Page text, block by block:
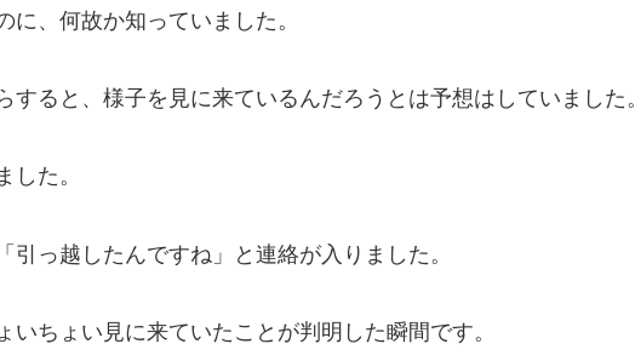
、何故か知っていました。
ると、様子を見に来ているんだろうとは予想はしていました。
た。
っ越したんですね」と連絡が入りました。
ちょい見に来ていたことが判明した瞬間です。